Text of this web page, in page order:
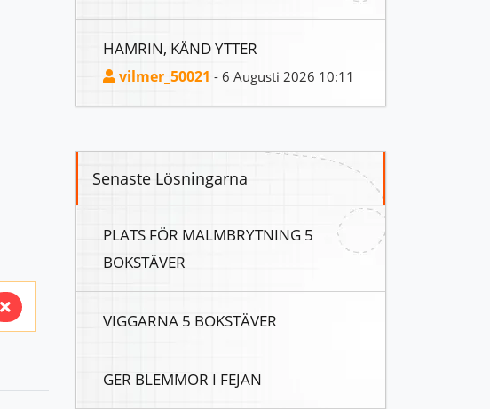
HAMRIN, KÄND YTTER
vilmer_50021 - 6 Augusti 2026 10:11
Senaste Lösningarna
PLATS FÖR MALMBRYTNING 5
BOKSTÄVER
VIGGARNA 5 BOKSTÄVER
GER BLEMMOR I FEJAN